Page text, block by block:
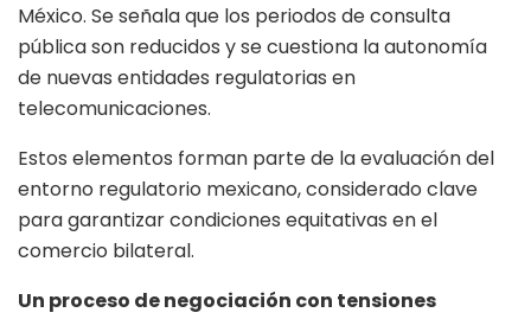
México. Se señala que los periodos de consulta
pública son reducidos y se cuestiona la autonomía
de nuevas entidades regulatorias en
telecomunicaciones.
Estos elementos forman parte de la evaluación del
entorno regulatorio mexicano, considerado clave
para garantizar condiciones equitativas en el
comercio bilateral.
Un proceso de negociación con tensiones